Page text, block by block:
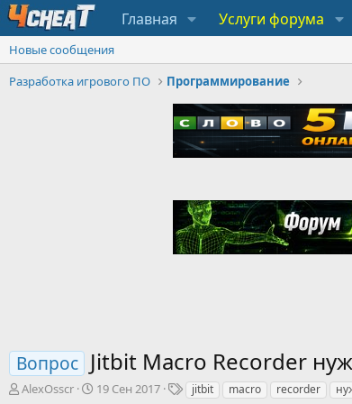
Главная Услуги форума
Новые сообщения
Разработка игрового ПО
Программирование
Вопрос Jitbit Macro Recorder
А
AlexOsscr
Д
19 Сен 2017
Тjitbit macro recorder